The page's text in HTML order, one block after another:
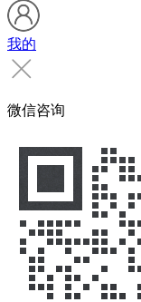
我的
微信咨询